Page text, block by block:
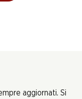
aggiornati. Si